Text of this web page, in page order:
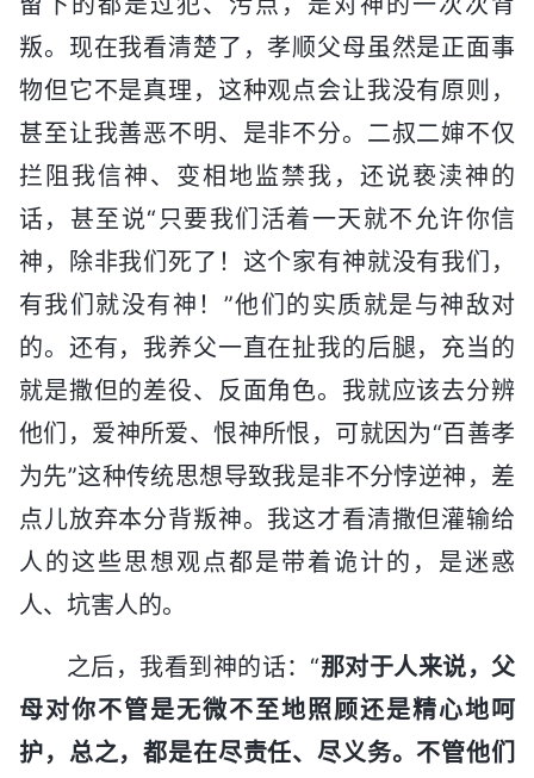
叛。现在我看清楚了，孝顺父母虽然是正面事
物但它不是真理，这种观点会让我没有原则，
甚至让我善恶不明、是非不分。二叔二婶不仅
拦阻我信神、变相地监禁我，还说亵渎神的
话，甚至说“只要我们活着一天就不允许你信
神，除非我们死了！这个家有神就没有我们，
有我们就没有神！”他们的实质就是与神敌对
的。还有，我养父一直在扯我的后腿，充当的
就是撒但的差役、反面角色。我就应该去分辨
他们，爱神所爱、恨神所恨，可就因为“百善孝
为先”这种传统思想导致我是非不分悖逆神，差
点儿放弃本分背叛神。我这才看清撒但灌输给
人的这些思想观点都是带着诡计的，是迷惑
人、坑害人的。
之后，我看到神的话：“那对于人来说，父
母对你不管是无微不至地照顾还是精心地呵
护，总之，都是在尽责任、尽义务。不管他们